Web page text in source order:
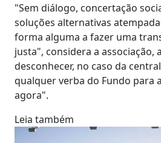
"Sem diálogo, concertação
soluções alternativas
forma alguma a fazer uma
justa", considera a associação,
desconhecer, no caso da
qualquer verba do Fundo para
agora".
Leia também